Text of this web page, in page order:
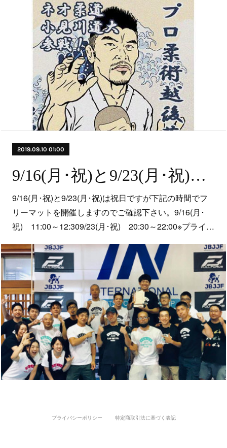
2019.09.10 01:00
9/16(月･祝)と9/23(月･祝)の営業について
9/16(月･祝)と9/23(月･祝)は祝日ですが下記の時間でフ
リーマットを開催しますのでご確認下さい。9/16(月･
祝) 11:00～12:309/23(月･祝) 20:30～22:00※プライ…
プライバシーポリシー 特定商取引法に基づく表記